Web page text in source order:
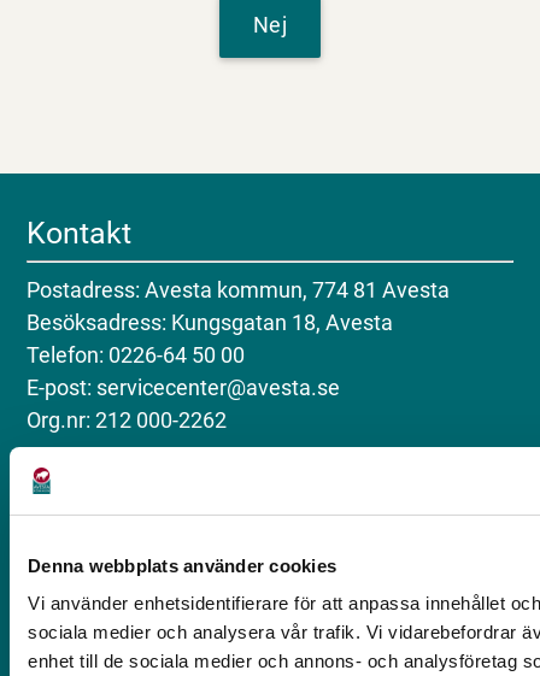
Denna webbplats använder cookies
Vi använder enhetsidentifierare för att anpassa innehållet
sociala medier och analysera vår trafik. Vi vidarebefordrar
enhet till de sociala medier och annons- och analysföretag
Nej
Kontakt
Postadress: Avesta kommun, 774 81 Avesta
Besöksadress: Kungsgatan 18, Avesta
Telefon: 0226-64 50 00
E-post: servicecenter@avesta.se
Org.nr: 212 000-2262
Följ oss på sociala medier
Facebook (Lediga tjänster)
Instagram